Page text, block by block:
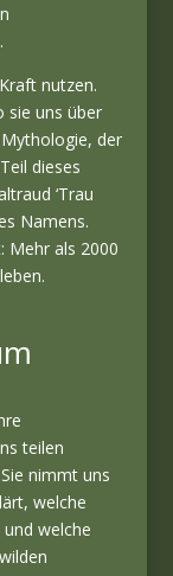
nutzen.
sie uns über
der
dieses
‘Trau
Namens.
Mehr als 2000
teilen
nimmt uns
welche
welche